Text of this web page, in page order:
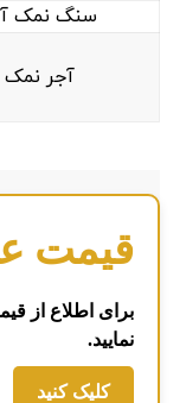
سنگ نمک
آجر نمک
قیمت
برای اطلاع از
نمایید.
کلیک کنید